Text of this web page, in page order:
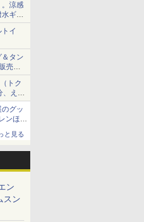
。涼感
ギア
イ
タン
売の
トク
、えき
グッ
ンほ
と見る
ン
スン